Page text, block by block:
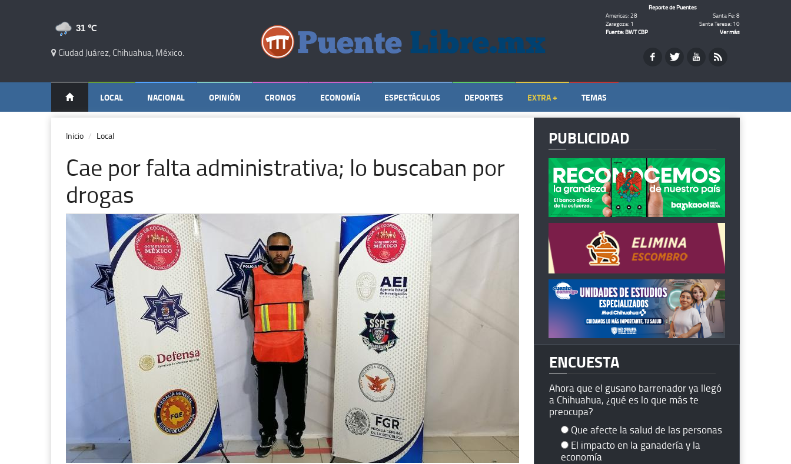
31 ℃
Ciudad Juárez, Chihuahua, México.
Reporte de Puentes
Americas: 28
Santa Fe: 8
Zaragoza: 1
Santa Teresa: 10
Fuente: BWT CBP
Ver más
LOCAL NACIONAL OPINIÓN CRONOS ECONOMÍA ESPECTÁCULOS DEPORTES EXTRA + TEMAS
Inicio Local
Cae por falta administrativa; lo buscaban por
drogas
PUBLICIDAD
ENCUESTA
Ahora que el gusano barrenador ya llegó
a Chihuahua, ¿qué es lo que más te
preocupa?
Que afecte la salud de las personas
El impacto en la ganadería y la
economía